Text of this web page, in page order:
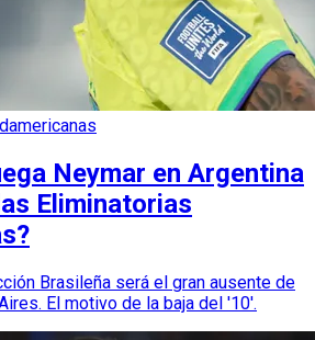
Neymar en Argentina
Eliminatorias
Brasileña será el gran ausente de
El motivo de la baja del '10'.